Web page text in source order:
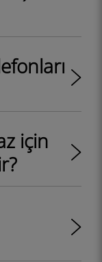
için